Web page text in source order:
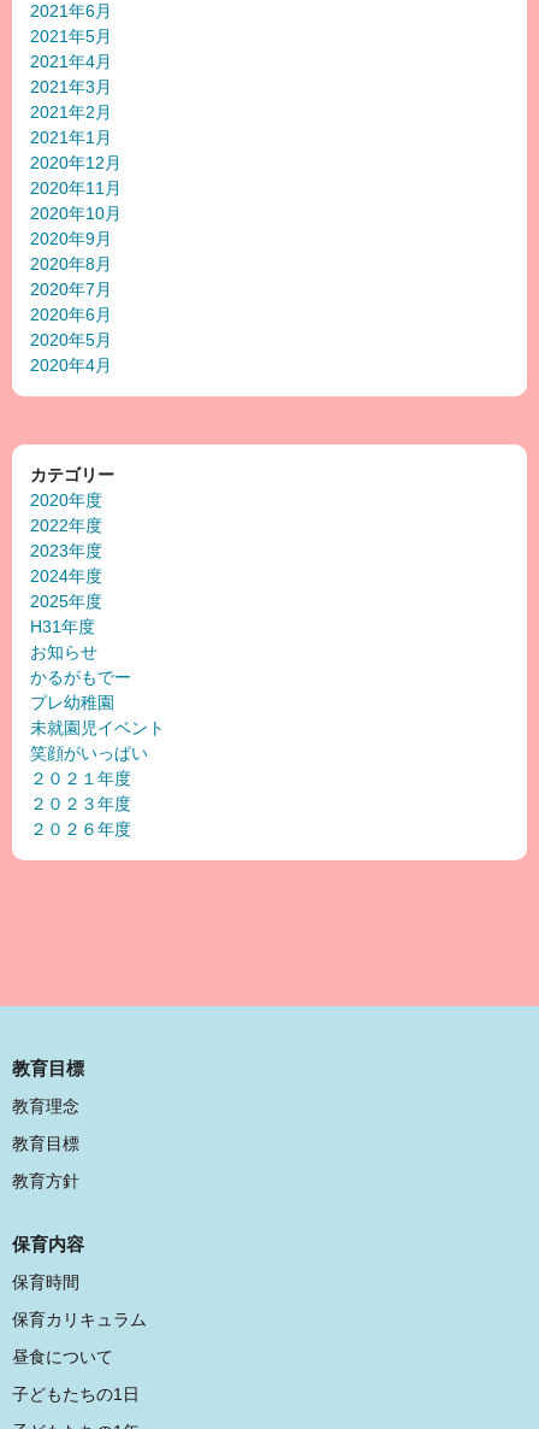
2021年6月
2021年5月
2021年4月
2021年3月
2021年2月
2021年1月
2020年12月
2020年11月
2020年10月
2020年9月
2020年8月
2020年7月
2020年6月
2020年5月
2020年4月
カテゴリー
2020年度
2022年度
2023年度
2024年度
2025年度
H31年度
お知らせ
かるがもでー
プレ幼稚園
未就園児イベント
笑顔がいっぱい
２０２１年度
２０２３年度
２０２６年度
教育目標
教育理念
教育目標
教育方針
保育内容
保育時間
保育カリキュラム
昼食について
子どもたちの1日